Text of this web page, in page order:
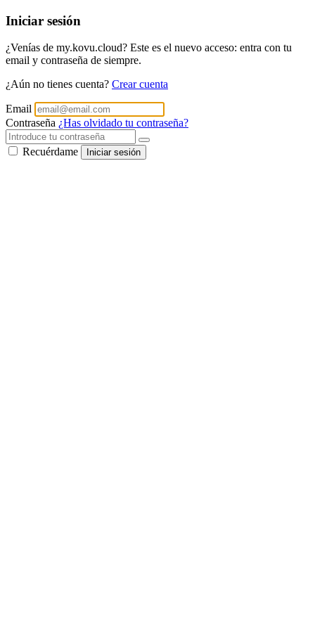
Iniciar sesión
¿Venías de my.kovu.cloud? Este es el nuevo acceso: entra con tu
email y contraseña de siempre.
¿Aún no tienes cuenta? Crear cuenta
Email
Contraseña ¿Has olvidado tu contraseña?
Recuérdame Iniciar sesión